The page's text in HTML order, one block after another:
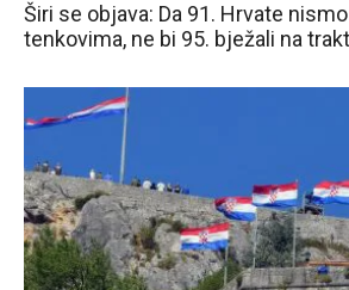
Širi se objava: Da 91. Hrvate
tenkovima, ne bi 95. bježali na